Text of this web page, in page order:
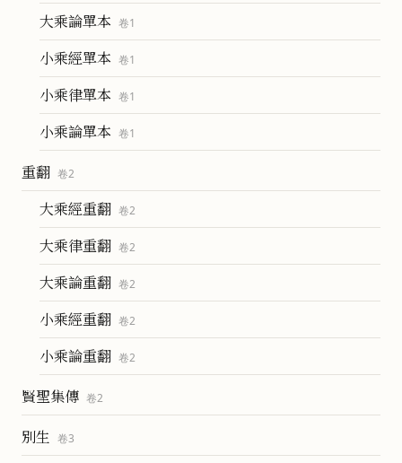
大乘論單本 卷1
小乘經單本 卷1
小乘律單本 卷1
小乘論單本 卷1
重翻 卷2
大乘經重翻 卷2
大乘律重翻 卷2
大乘論重翻 卷2
小乘經重翻 卷2
小乘論重翻 卷2
賢聖集傳 卷2
別生 卷3